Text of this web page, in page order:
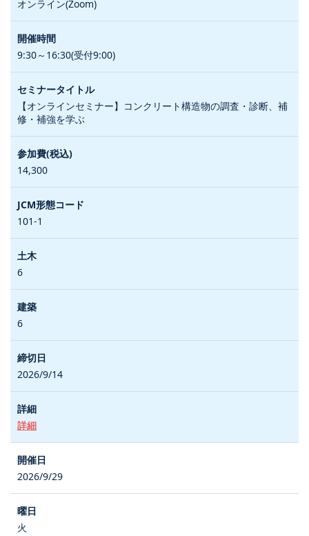
オンライン(Zoom)
9:30～16:30(受付9:00)
【オンラインセミナー】コンクリート構造物の調査・診断、補
修・補強を学ぶ
14,300
101-1
6
6
2026/9/14
詳細
2026/9/29
火